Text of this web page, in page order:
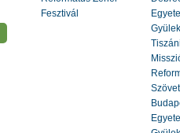
Fesztivál